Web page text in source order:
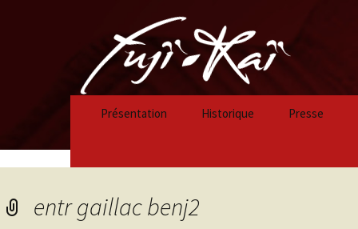
Présentation Historique Presse
entr gaillac benj2